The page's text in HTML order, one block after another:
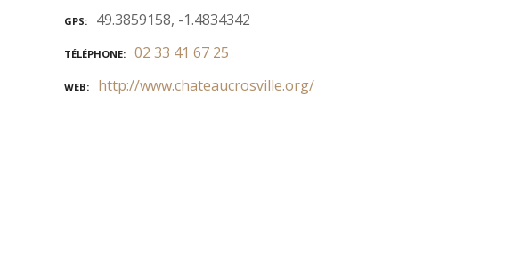
GPS 49.3859158, -1.4834342
TÉLÉPHONE 02 33 41 67 25
WEB http://www.chateaucrosville.org/